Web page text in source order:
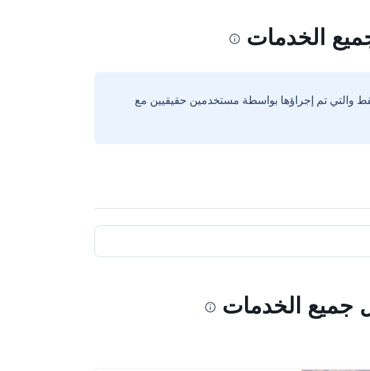
الخدمات
والتي تم إجراؤها بواسطة مستخدمين حقيقيين مع
جميع الخدمات